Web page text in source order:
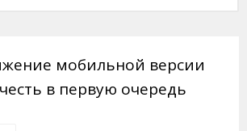
мобильной версии
в первую очередь